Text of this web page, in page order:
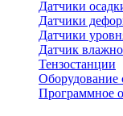
Датчики
Датчики
Датчики
Датчик
Тензостанции
Оборудование
Программное